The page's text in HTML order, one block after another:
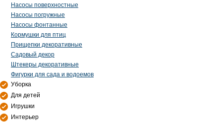
Насосы поверхностные
Насосы погружные
Насосы фонтанные
Кормушки для птиц
Прищепки декоративные
Садовый декор
Штекеры декоративные
Фигурки для сада и водоемов
Уборка
Для детей
Игрушки
Интерьер